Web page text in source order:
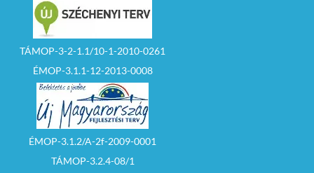
TÁMOP-3-2-1.1/10-1-2010-0261
ÉMOP-3.1.1-12-2013-0008
ÉMOP-3.1.2/A-2f-2009-0001
TÁMOP-3.2.4-08/1